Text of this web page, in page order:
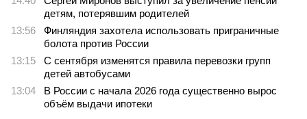
детям, потерявшим родителей
13:56
Финляндия захотела использовать приграничные
болота против России
13:15
С сентября изменятся правила перевозки групп
детей автобусами
13:04
В России с начала 2026 года существенно вырос
объём выдачи ипотеки